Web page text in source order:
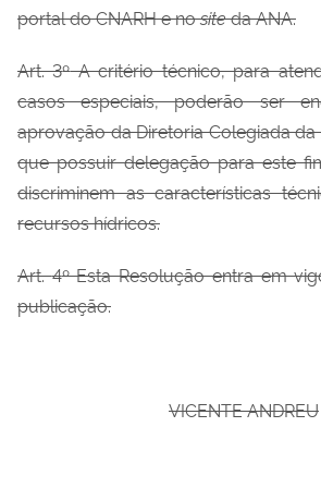
portal do CNARH e nositeda ANA.
Art. 3ºA critério técnico, para
casos especiais, poderão ser
aprovação da Diretoria Colegiada
que possuir delegação para este
discriminem as características
recursos hídricos.
Art.4º Esta Resolução entra em
publicação.
VICENTE ANDREU